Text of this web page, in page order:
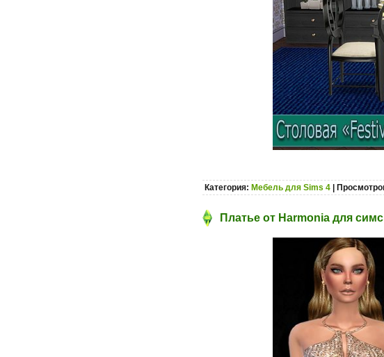
Категория: Мебель для Sims 4 |
Платье от Harmonia для